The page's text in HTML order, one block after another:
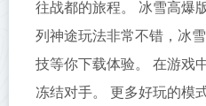
往战都的旅程。 冰雪高爆
列神途玩法非常不错，冰
技等你下载体验。 在游戏
冻结对手。 更多好玩的模